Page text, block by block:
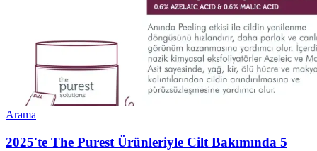
Arama
2025'te The Purest Ürünleriyle Cilt Bakımında 5